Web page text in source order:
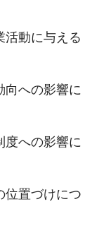
活動に与える
向への影響に
度への影響に
位置づけにつ